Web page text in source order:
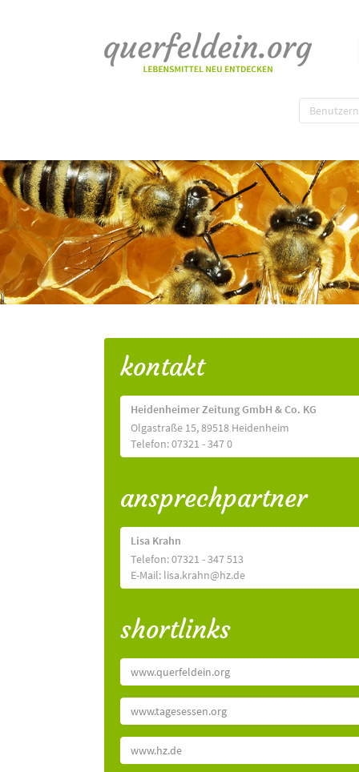
kontakt
Heidenheimer Zeitung GmbH & Co. KG
Olgastraße 15, 89518 Heidenheim
Telefon: 07321 - 347 0
ansprechpartner
Lisa Krahn
Telefon: 07321 - 347 513
E-Mail: lisa.krahn@hz.de
shortlinks
www.querfeldein.org
www.tagesessen.org
www.hz.de